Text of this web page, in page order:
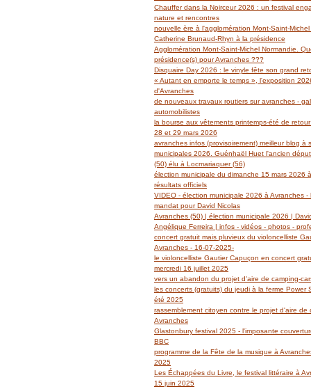
Janvier(14)
Février(19)
Janvier(14)
Mars(29)
Février(18)
Janvier(13)
Avril(27)
Mars(62)
Février(39)
Janvier(5)
Mai(14)
Avril(6)
Mars(6)
Février(2)
Janvier(3)
Chauffer dans la Noirceur 2026 : un festival
nature et rencontres
nouvelle ère à l'agglomération Mont-Saint-
Catherine Brunaud-Rhyn à la présidence
Agglomération Mont-Saint-Michel Normandie.
présidence(s) pour Avranches ???
Disquaire Day 2026 : le vinyle fête son grand
« Autant en emporte le temps », l'exposition
d'Avranches
de nouveaux travaux routiers sur avranches -
automobilistes
la bourse aux vêtements printemps-été de retour
28 et 29 mars 2026
avranches infos (provisoirement) meilleur blog à
municipales 2026. Guénhaël Huet l'ancien
(50) élu à Locmariaquer (56)
élection municipale du dimanche 15 mars 2026
résultats officiels
VIDEO - élection municipale 2026 à Avranches -
mandat pour David Nicolas
Avranches (50) | élection municipale 2026 |
Angélique Ferreira | infos - vidéos - photos -
concert gratuit mais pluvieux du violoncelliste
Avranches - 16-07-2025-
le violoncelliste Gautier Capuçon en concert
mercredi 16 juillet 2025
vers un abandon du projet d'aire de camping-
les concerts (gratuits) du jeudi à la ferme Power
été 2025
rassemblement citoyen contre le projet d'aire de
Avranches
Glastonbury festival 2025 - l'imposante
BBC
programme de la Fête de la musique à
2025
Les Échappées du Livre, le festival littéraire à
15 juin 2025